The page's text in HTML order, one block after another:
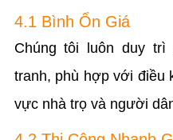
4.1 Bình Ổn Giá
Chúng tôi luôn duy
tranh, phù hợp với điều
vực nhà trọ và người